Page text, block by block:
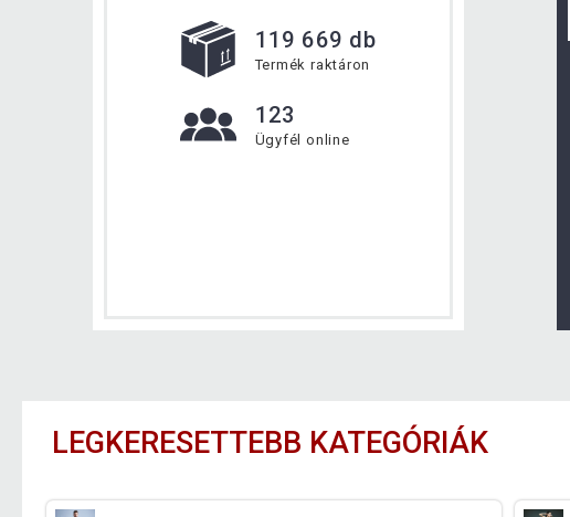
119 669 db
Termék raktáron
123
Ügyfél online
LEGKERESETTEBB KATEGÓRIÁK